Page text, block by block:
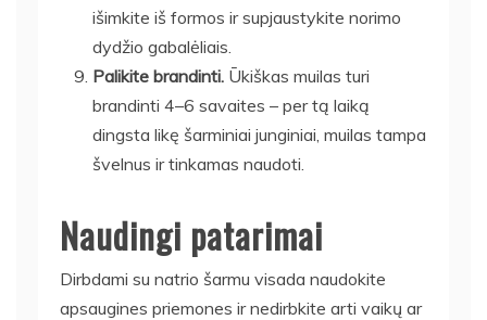
išimkite iš formos ir supjaustykite norimo
dydžio gabalėliais.
Palikite brandinti. Ūkiškas muilas turi
brandinti 4–6 savaites – per tą laiką
dingsta likę šarminiai junginiai, muilas tampa
švelnus ir tinkamas naudoti.
Naudingi patarimai
Dirbdami su natrio šarmu visada naudokite
apsaugines priemones ir nedirbkite arti vaikų ar